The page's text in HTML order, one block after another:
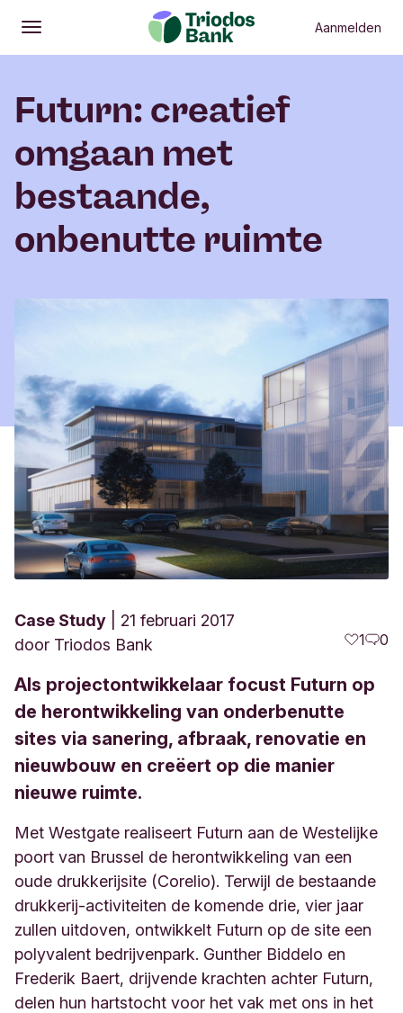
Openen
Hoofdmenu Aanmelden
Futurn: creatief
omgaan met
bestaande,
onbenutte ruimte
Case Study
21 februari 2017
door Triodos Bank 1 0
Als projectontwikkelaar focust Futurn op
de herontwikkeling van onderbenutte
sites via sanering, afbraak, renovatie en
nieuwbouw en creëert op die manier
nieuwe ruimte.
Met Westgate realiseert Futurn aan de Westelijke
poort van Brussel de herontwikkeling van een
oude drukkerijsite (Corelio). Terwijl de bestaande
drukkerij-activiteiten de komende drie, vier jaar
zullen uitdoven, ontwikkelt Futurn op de site een
polyvalent bedrijvenpark. Gunther Biddelo en
Frederik Baert, drijvende krachten achter Futurn,
delen hun hartstocht voor het vak met ons in het